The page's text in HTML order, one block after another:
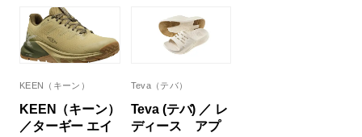
KEEN（キーン）
KEEN（キーン）
／ターギー エイ
Teva（テバ）
Teva (テバ) ／ レ
ディース アプ